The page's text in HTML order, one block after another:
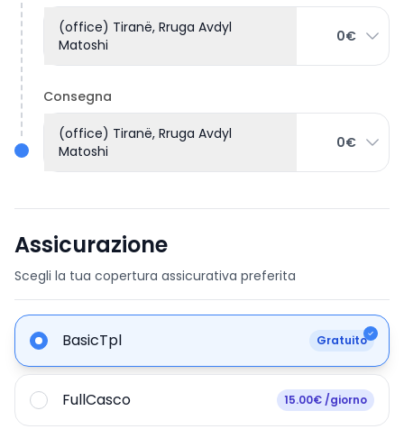
(office) Tiranë, Rruga Avdyl
Matoshi
0€
Consegna
(office) Tiranë, Rruga Avdyl
Matoshi
0€
Assicurazione
Scegli la tua copertura assicurativa preferita
BasicTpl Gratuito
FullCasco 15.00€ /giorno